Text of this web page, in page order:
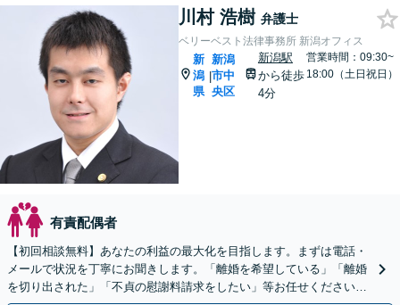
川村 浩樹 弁護士
ベリーベスト法律事務所 新潟オフィス
新
潟
県
|
新潟
市中
央区
新潟駅
から徒歩
4分
営業時間：09:30~
18:00（土日祝日）
有責配偶者
【初回相談無料】あなたの利益の最大化を目指します。まずは電話・
メールで状況を丁寧にお聞きします。「離婚を希望している」「離婚
を切り出された」「不貞の慰謝料請求をしたい」等お任せください。